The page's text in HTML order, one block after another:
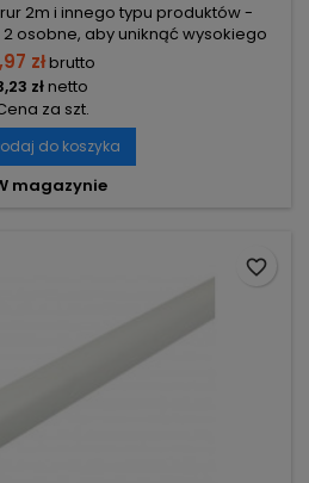
2m i innego typu produktów -
osobne, aby uniknąć wysokiego
osobno rury 2m i osobno inne
elementy.
złbrutto
złnetto
za szt.
do koszyka
magazynie
favorite_border